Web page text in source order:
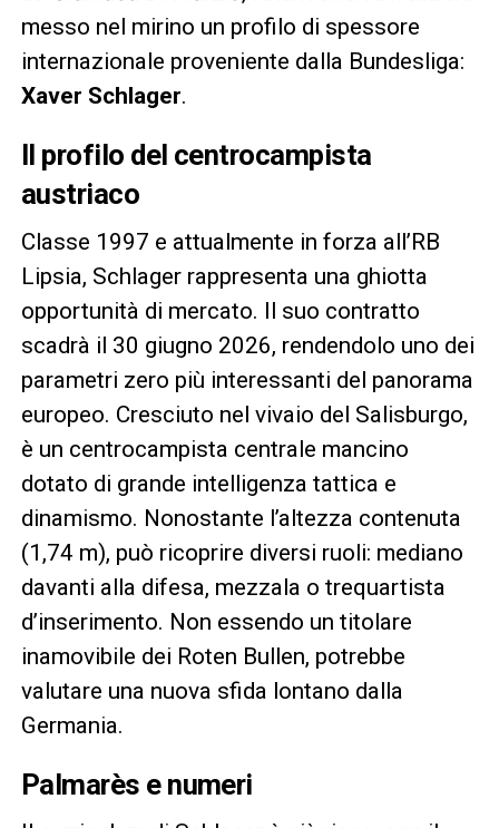
messo nel mirino un profilo di spessore
internazionale proveniente dalla Bundesliga:
Xaver Schlager.
Il profilo del centrocampista
austriaco
Classe 1997 e attualmente in forza all’RB
Lipsia, Schlager rappresenta una ghiotta
opportunità di mercato. Il suo contratto
scadrà il 30 giugno 2026, rendendolo uno dei
parametri zero più interessanti del panorama
europeo. Cresciuto nel vivaio del Salisburgo,
è un centrocampista centrale mancino
dotato di grande intelligenza tattica e
dinamismo. Nonostante l’altezza contenuta
(1,74 m), può ricoprire diversi ruoli: mediano
davanti alla difesa, mezzala o trequartista
d’inserimento. Non essendo un titolare
inamovibile dei Roten Bullen, potrebbe
valutare una nuova sfida lontano dalla
Germania.
Palmarès e numeri